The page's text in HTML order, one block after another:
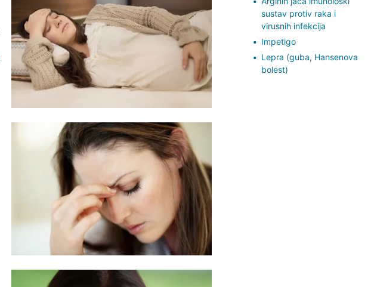
sustav protiv raka i
virusnih infekcija
Impetigo
Lepra (guba, Hansenova
bolest)